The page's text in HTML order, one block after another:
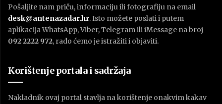
Pošaljite nam priču, informaciju ili fotografiju na email
desk@antenazadar.hr. Isto možete poslati i putem
aplikacija WhatsApp, Viber, Telegram ili iMessage na broj
092 2222 972, rado ćemo je istražiti i objaviti.
Korištenje portala i sadržaja
Nakladnik ovaj portal stavlja na korištenje onakvim kakav